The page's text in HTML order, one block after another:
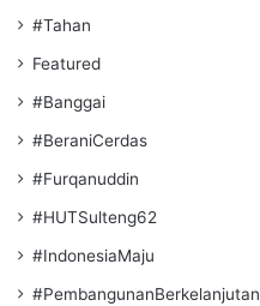
#Tahan
Featured
#Banggai
#BeraniCerdas
#Furqanuddin
#HUTSulteng62
#IndonesiaMaju
#PembangunanBerkelanjutan